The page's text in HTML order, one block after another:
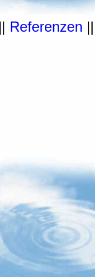
|| Referenzen